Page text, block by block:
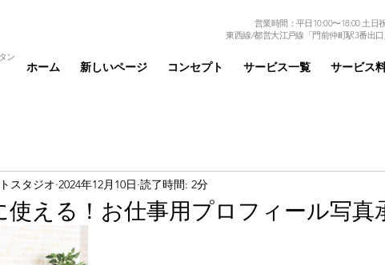
ン
営業時間：平日10:00〜18:00 土日
東西線/都営大江戸線「門前仲町駅3番出
ホーム 新しいページ コンセプト サービス一覧 サービス
使える！お仕事用プロフィール写真
スタジオ 2024年12月10日 読了時間: 2分